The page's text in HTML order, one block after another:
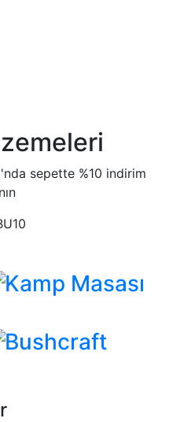
sepette %10 indirim
Kamp Masası
Bushcraft